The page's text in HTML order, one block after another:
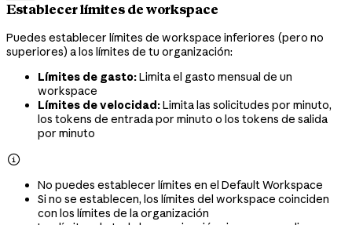
Establecer límites de workspace
Puedes establecer límites de workspace inferiores (pero no
superiores) a los límites de tu organización:
Límites de gasto:Limita el gasto mensual de un
workspace
Límites de velocidad:Limita las solicitudes por minuto,
los tokens de entrada por minuto o los tokens de salida
por minuto

No puedes establecer límites en el Default Workspace
Si no se establecen, los límites del workspace coinciden
con los límites de la organización